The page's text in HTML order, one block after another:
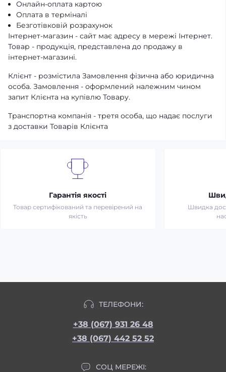
Онлайн-оплата картою
Оплата в терміналі
Безготівковій розрахунок
Інтернет-магазин - сайт має адресу в мережі Інтернет.
Товар - продукція, представлена ​​до продажу в
інтернет-магазині.
Клієнт - розмістила Замовлення фізична або юридична
особа. Замовлення - оформлений належним чином
запит Клієнта на купівлю Товару.
Транспортна компанія - третя особа, що надає послуги
з доставки Товарів Клієнта
Гарантія якості
Товар сертифікований та перевірений на
якість
Швидка
ТЕЛЕФОНИ:
+38 (067) 931 26 48
+38 (067) 442 52 52
СОЦ МЕРЕЖІ: